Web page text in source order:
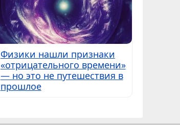
Физики нашли признаки
«отрицательного времени»
— но это не путешествия в
прошлое